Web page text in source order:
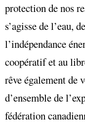
protection de nos
s’agisse de l’eau,
l’indépendance
coopératif et au
rêve également de
d’ensemble de
fédération